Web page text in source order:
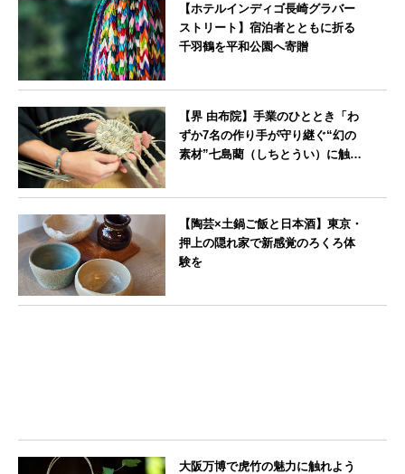
【ホテルインディゴ長崎グラバー
ストリート】宿泊者とともに折る
千羽鶴を平和公園へ寄贈
【界 由布院】手業のひととき「わ
ずか7名の作り手が守り継ぐ“幻の
素材”七島藺（しちとうい）に触れ
【陶芸×土鍋ご飯と日本酒】東京・
押上の隠れ家で新感覚のろくろ体
験を
大阪万博で虎竹の魅力に触れよう